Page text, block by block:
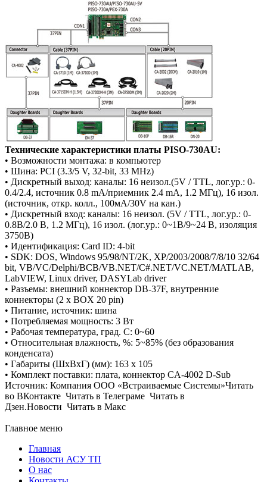
Технические характеристики платы PISO-730AU:
• Возможности монтажа: в компьютер
• Шина: PCI (3.3/5 V, 32-bit, 33 MHz)
• Дискретный выход: каналы: 16 неизол.(5V / TTL, лог.ур.: 0-
0.4/2.4, источник 0.8 mA/приемник 2.4 mA, 1.2 МГц), 16 изол.
(источник, откр. колл., 100мА/30V на кан.)
• Дискретный вход: каналы: 16 неизол. (5V / TTL, лог.ур.: 0-
0.8В/2.0 В, 1.2 МГц), 16 изол. (лог.ур.: 0~1В/9~24 В, изоляция
3750В)
• Идентификация: Card ID: 4-bit
• SDK: DOS, Windows 95/98/NT/2K, XP/2003/2008/7/8/10 32/64
bit, VB/VC/Delphi/BCB/VB.NET/C#.NET/VC.NET/MATLAB,
LabVIEW, Linux driver, DASYLab driver
• Разъемы: внешний коннектор DB-37F, внутренние
коннекторы (2 x BOX 20 pin)
• Питание, источник: шина
• Потребляемая мощность: 3 Вт
• Рабочая температура, град. C: 0~60
• Относительная влажность, %: 5~85% (без образования
конденсата)
• Габариты (ШxВxГ) (мм): 163 x 105
• Комплект поставки: плата, коннектор CA-4002 D-Sub
Источник: Компания ООО «Встраиваемые Системы»Читать
во ВКонтакте Читать в Телеграме Читать в
Дзен.Новости Читать в Макс
Главное меню
Главная
Новости АСУ ТП
О нас